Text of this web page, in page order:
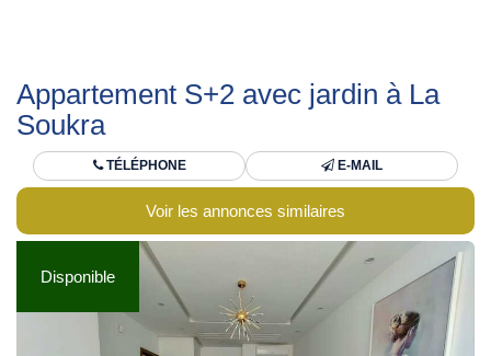
Appartement S+2 avec jardin à La
Soukra
TÉLÉPHONE E-MAIL
Voir les annonces similaires
Disponible